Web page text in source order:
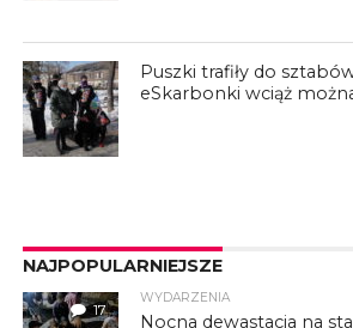
Puszki trafiły do
eSkarbonki wciąż
NAJPOPULARNIEJSZE
17
WYDARZENIA
Nocna dewastacja na